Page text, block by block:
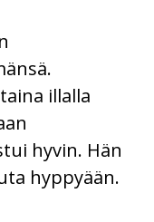
illalla
hyvin. Hän
hyppyään.